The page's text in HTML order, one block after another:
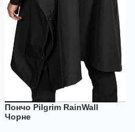
НЕМАЄ В НАЯВНОСТІ
Пончо Pilgrim RainWall
Чорне